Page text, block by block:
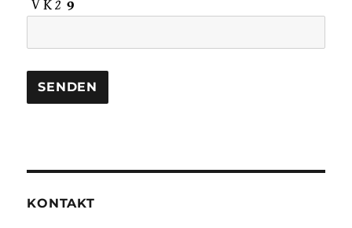
KONTAKT